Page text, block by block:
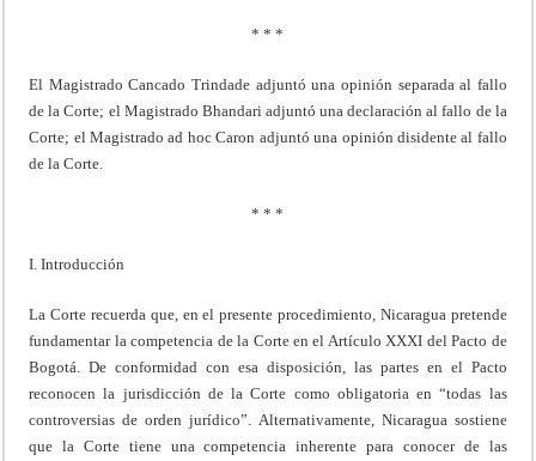
* * *
El Magistrado Cancado Trindade adjuntó una opinión separada al fallo
de la Corte; el Magistrado Bhandari adjuntó una declaración al fallo de la
Corte; el Magistrado ad hoc Caron adjuntó una opinión disidente al fallo
de la Corte.
* * *
I. Introducción
La Corte recuerda que, en el presente procedimiento, Nicaragua pretende
fundamentar la competencia de la Corte en el Artículo XXXI del Pacto de
Bogotá. De conformidad con esa disposición, las partes en el Pacto
reconocen la jurisdicción de la Corte como obligatoria en “todas las
controversias de orden jurídico”. Alternativamente, Nicaragua sostiene
que la Corte tiene una competencia inherente para conocer de las